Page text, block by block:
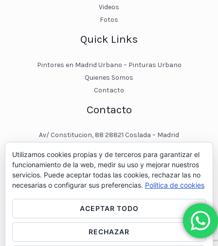
Videos
Fotos
Quick Links
Pintores en Madrid Urbano – Pinturas Urbano
Quienes Somos
Contacto
Contacto
Av/ Constitucion, 88 28821 Coslada – Madrid
pinturasurbano@hotmail.es
+34 – 643 00 74 11
© 2026 Pintores en Madrid - Pinturas Urbano
Utilizamos cookies propias y de terceros para garantizar el
funcionamiento de la web, medir su uso y mejorar nuestros
servicios. Puede aceptar todas las cookies, rechazar las no
necesarias o configurar sus preferencias. Política de cookies
ACEPTAR TODO
RECHAZAR